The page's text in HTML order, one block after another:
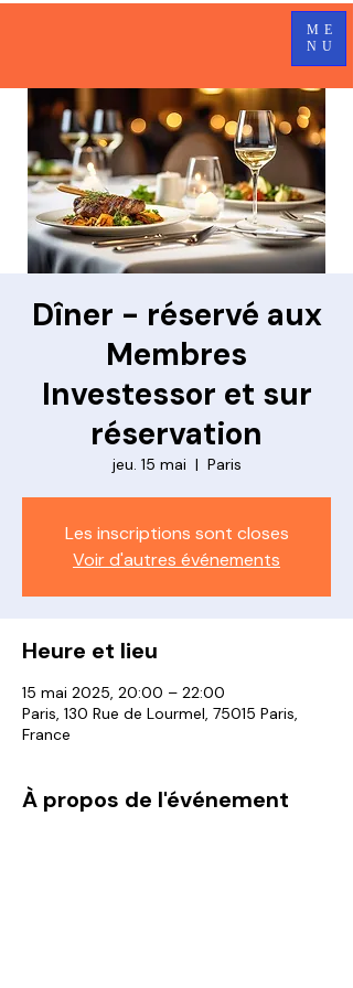
ME
NU
Dîner - réservé aux
Membres
Investessor et sur
réservation
jeu. 15 mai
  |
Paris
Les inscriptions sont closes
Voir d'autres événements
Heure et lieu
15 mai 2025, 20:00 – 22:00
Paris, 130 Rue de Lourmel, 75015 Paris,
France
À propos de l'événement